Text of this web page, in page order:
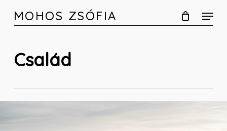
MOHOS ZSÓFIA
Család